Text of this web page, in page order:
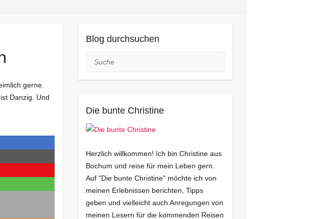
gerne.
Danzig. Und
Blog durchsuchen
Suche
Die bunte Christine
Herzlich willkommen! Ich bin Christine aus
Bochum und reise für mein Leben gern.
Auf "Die bunte Christine" möchte ich von
meinen Erlebnissen berichten, Tipps
geben und vielleicht auch Anregungen von
meinen Lesern für die kommenden Reisen